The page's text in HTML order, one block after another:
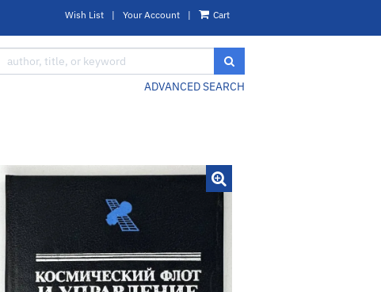
Wish List | Your Account | Cart
ADVANCED SEARCH